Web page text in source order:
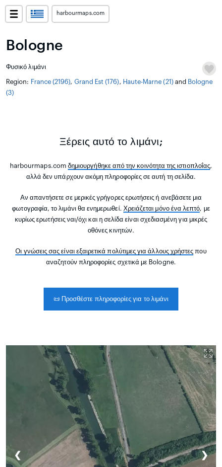
harbourmaps.com
Bologne
Φυσικό λιμάνι
Region: France (2196), Grand Est (176), Haute-Marne (21)and Bologne
(3)
Ξέρεις αυτό το λιμάνι;
harbourmaps.com δημιουργήθηκε από την κοινότητα της ιστιοπλοΐας,
αλλά δεν υπάρχουν ακόμη πληροφορίες σε αυτή τη σελίδα.
Αν απαντήσετε σε μερικές γρήγορες ερωτήσεις ή ανεβάσετε μια
φωτογραφία, το λιμάνι θα ενημερωθεί. Χρειάζεται μόνο ένα λεπτό, με
κυρίως ερωτήσεις ναι/όχι και η σελίδα είναι σχεδιασμένη για μικρές
οθόνες κινητών.
Οι γνώσεις σας είναι εξαιρετικά πολύτιμες για άλλους χρήστες που
αναζητούν πληροφορίες σχετικά με Bologne.
📜Προσθέστε πληροφορίες για το λιμάνι
❮ ❯